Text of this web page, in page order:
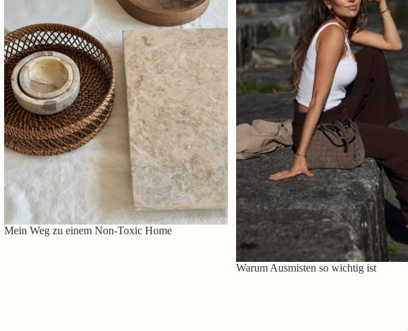
Mein Weg zu einem Non-Toxic Home
Warum Ausmisten so wichtig ist